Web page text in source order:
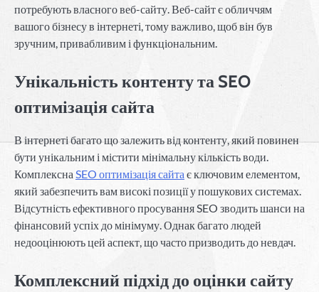
потребують власного веб-сайту. Веб-сайт є обличчям
вашого бізнесу в інтернеті, тому важливо, щоб він був
зручним, привабливим і функціональним.
Унікальність контенту та SEO
оптимізація сайта
В інтернеті багато що залежить від контенту, який повинен
бути унікальним і містити мінімальну кількість води.
Комплексна SEO оптимізація сайта є ключовим елементом,
який забезпечить вам високі позиції у пошукових системах.
Відсутність ефективного просування SEO зводить шанси на
фінансовий успіх до мінімуму. Однак багато людей
недооцінюють цей аспект, що часто призводить до невдач.
Комплексний підхід до оцінки сайту